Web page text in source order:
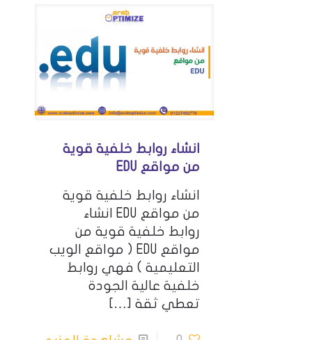
انشاء روابط خلفية قوية
من مواقع EDU
انشاء روابط خلفية قوية
من مواقع EDU انشاء
روابط خلفية قوية من
مواقع EDU ( مواقع الويب
التعليمية ) فهي روابط
خلفية عالية الجودة
تعطي ثقة […]